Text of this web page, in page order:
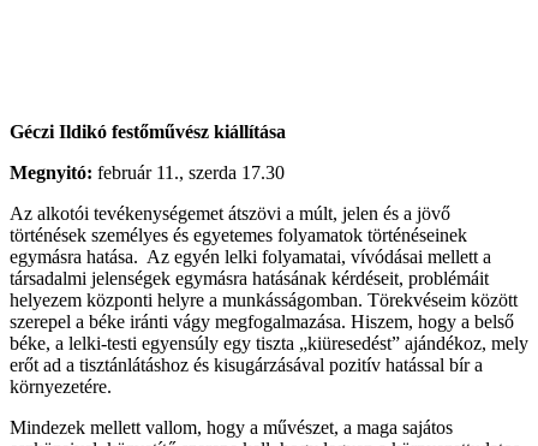
Géczi Ildikó festőművész kiállítása
Megnyitó: február 11., szerda 17.30
Az alkotói tevékenységemet átszövi a múlt, jelen és a jövő
történések személyes és egyetemes folyamatok történéseinek
egymásra hatása. Az egyén lelki folyamatai, vívódásai mellett a
társadalmi jelenségek egymásra hatásának kérdéseit, problémáit
helyezem központi helyre a munkásságomban. Törekvéseim között
szerepel a béke iránti vágy megfogalmazása. Hiszem, hogy a belső
béke, a lelki-testi egyensúly egy tiszta „kiüresedést” ajándékoz, mely
erőt ad a tisztánlátáshoz és kisugárzásával pozitív hatással bír a
környezetére.
Mindezek mellett vallom, hogy a művészet, a maga sajátos